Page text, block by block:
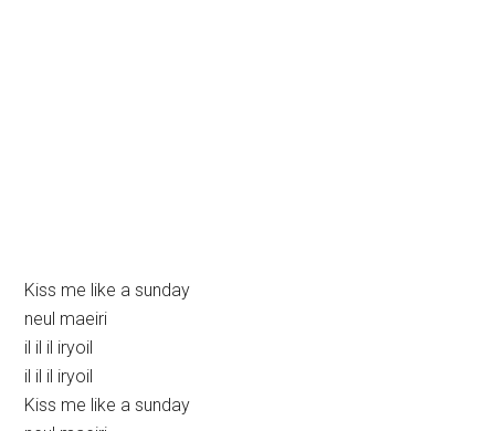
Kiss me like a sunday
neul maeiri
il il il iryoil
il il il iryoil
Kiss me like a sunday